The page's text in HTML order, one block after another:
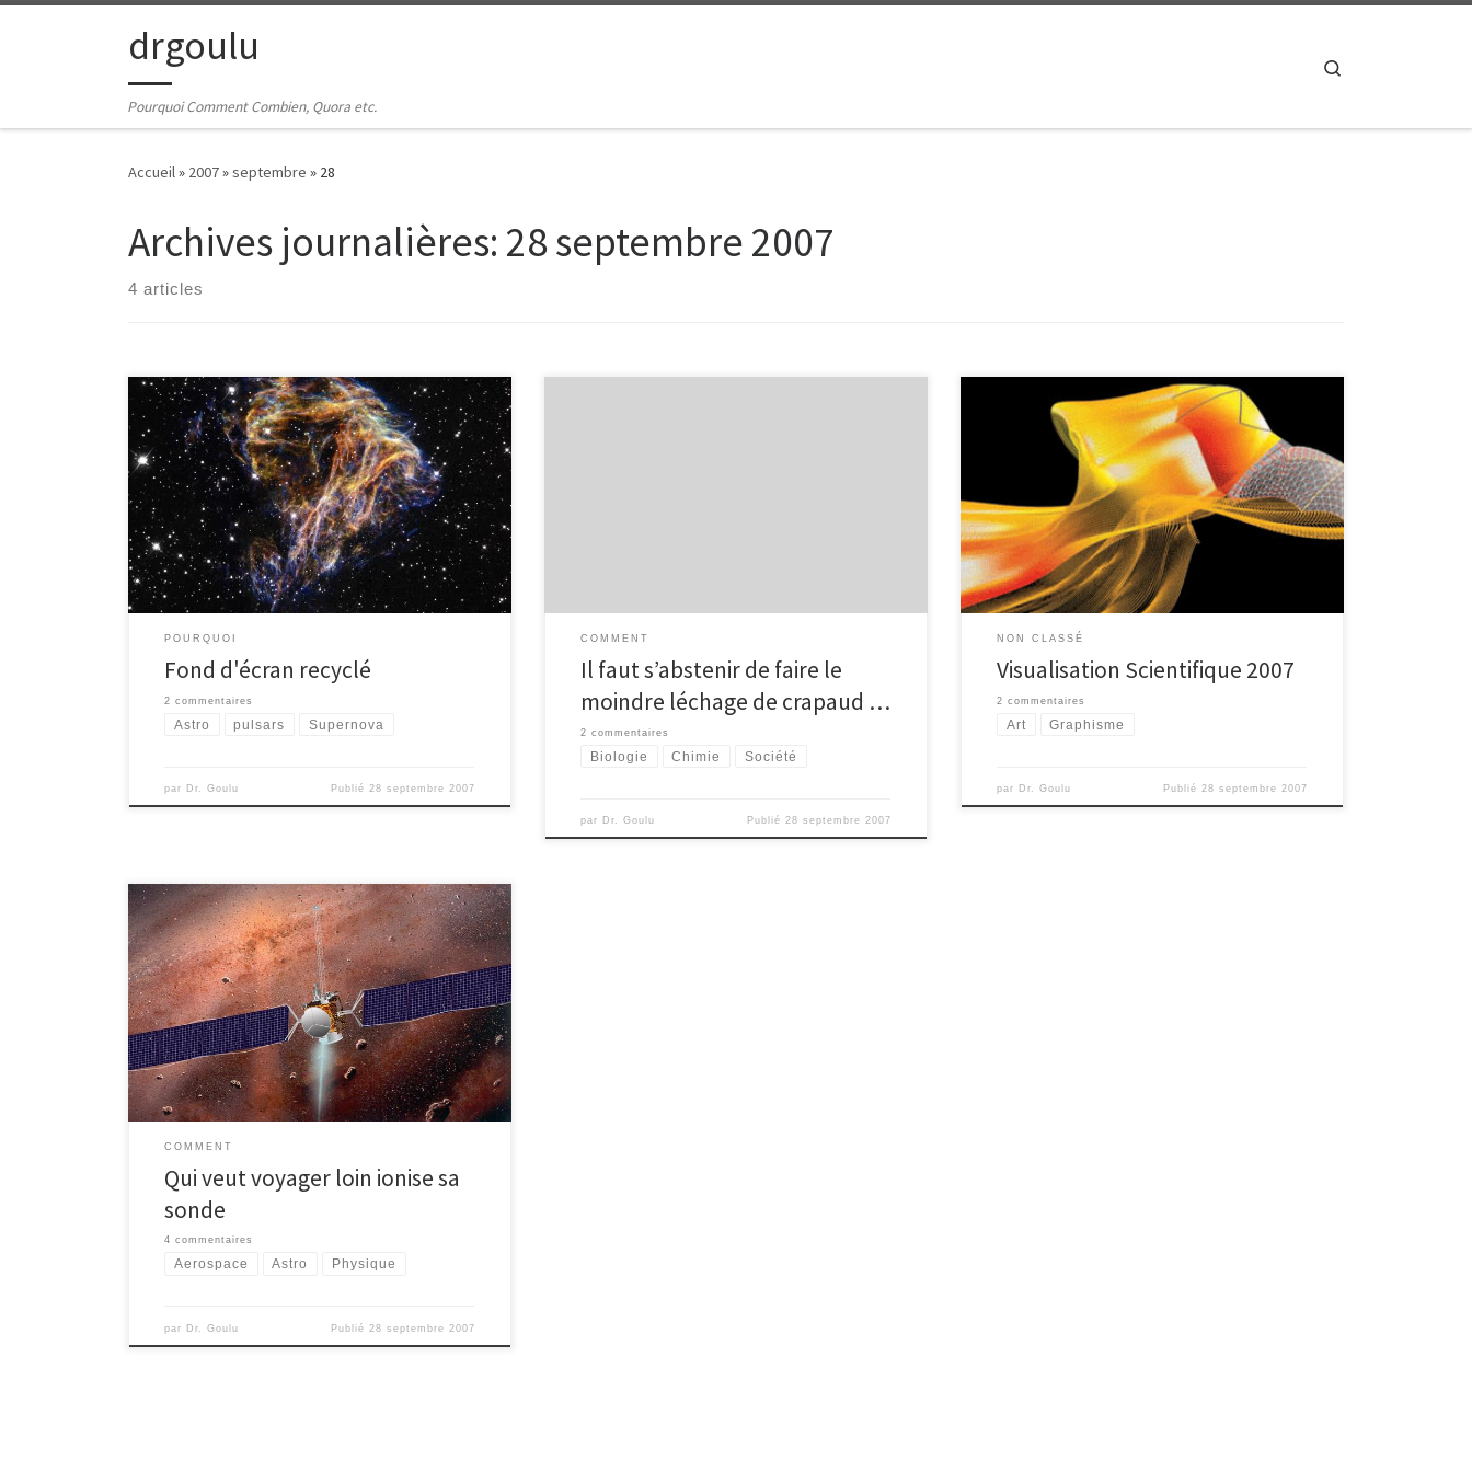
Passer au contenudrgoulu
Pourquoi Comment Combien, Quora etc.
Accueil» 2007»septembre » 28
Archives journalières: 28 septembre 2007
4 articles
Mon nouveau fond d’écran est cette superbe image
de la NASA : « Celestial Fireworks »: Il s’agit des restes
d’une étoile qui a explosé en supernova, ajoutant un
point dans le ciel de nos ancêtres alors qu’ils taillaient
des silex. Comme on le voit, les gaz expulsés par
l’étoile ont perdu la jolie […]
POURQUOI
Fond d'écran recyclé
2 commentaires
Astro pulsars Supernova
par Dr. Goulu Publié 28 septembre 2007
COMMENT
Il faut s’abstenir de faire le
moindre léchage de crapaud …
2 commentaires
Biologie Chimie Société
par Dr. Goulu Publié 28 septembre 2007
le journal Science Magazine et la National Science
Fundation états-unienne organisent chaque année un
concours d’illustrations scientifiques. Les gagnants de
l’édition 2007 sont : Vous voyez ce que c’est ? Cliquez
sur l’image pour voir le poster gagnant en entier C’est
une simulation de l’écoulement d’air lors du vol de
[…]
NON CLASSÉ
Visualisation Scientifique 2007
2 commentaires
Art Graphisme
par Dr. Goulu Publié 28 septembre 2007
La sonde DAWN en route pour la ceinture d’astéroïde
a été lancée par une grosse fusée exerçant une
poussée de plusieurs tonnes pendant quelques
minutes. Elle va continuer sa très longue route vers
Vesta et Cérès grâce à un moteur ionique qui exercera
pendant des années une poussée de quelques
grammes […]
COMMENT
Qui veut voyager loin ionise sa
sonde
4 commentaires
Aerospace Astro Physique
par Dr. Goulu Publié 28 septembre 2007